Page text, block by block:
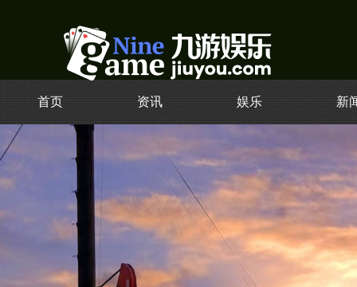
首页 资讯 娱乐 新